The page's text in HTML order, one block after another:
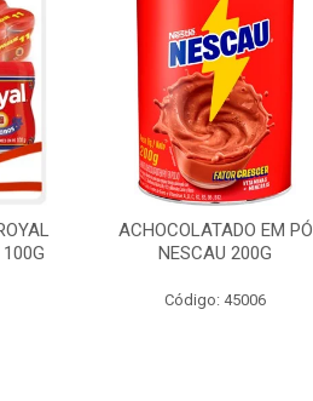
ACHOCOLATADO EM PÓ
NESCAU 200G
Código: 45006